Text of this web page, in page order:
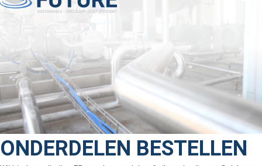
ONDERDELEN BESTELLEN